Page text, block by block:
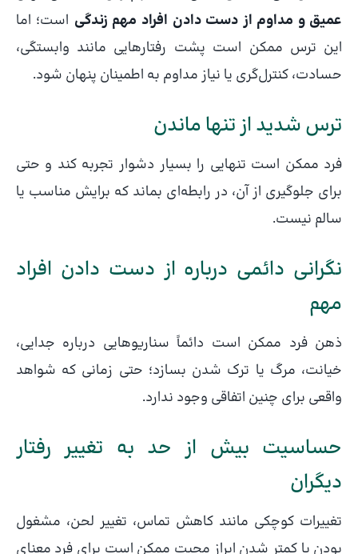
عمیق و مداوم از دست دادن افراد مهم زندگی است؛ اما
این ترس ممکن است پشت رفتارهایی مانند وابستگی،
حسادت، کنترل‌گری یا نیاز مداوم به اطمینان پنهان شود.
ترس شدید از تنها ماندن
فرد ممکن است تنهایی را بسیار دشوار تجربه کند و حتی
برای جلوگیری از آن، در رابطه‌ای بماند که برایش مناسب یا
سالم نیست.
نگرانی دائمی درباره از دست دادن افراد
مهم
ذهن فرد ممکن است دائماً سناریوهایی درباره جدایی،
خیانت، مرگ یا ترک شدن بسازد؛ حتی زمانی که شواهد
واقعی برای چنین اتفاقی وجود ندارد.
حساسیت بیش از حد به تغییر رفتار
دیگران
تغییرات کوچکی مانند کاهش تماس، تغییر لحن، مشغول
بودن یا کمتر شدن ابراز محبت ممکن است برای فرد معنای